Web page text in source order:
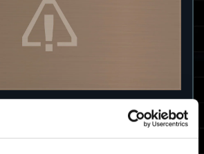
انتهت صيانة المشكلة (المشكلات)
أدناه.
شكرًا على سعة صدرك وتعاونك.